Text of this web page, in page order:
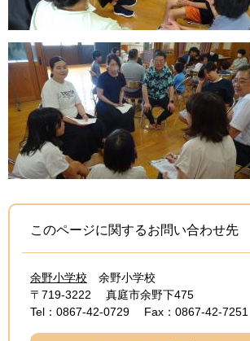
このページに関するお問い合わせ先
余野小学校
余野小学校
〒719-3222
真庭市余野下475
Tel：0867-42-0729
Fax：0867-42-7251